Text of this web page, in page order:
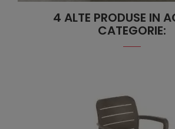
4 ALTE PRODUSE IN
CATEGORIE: